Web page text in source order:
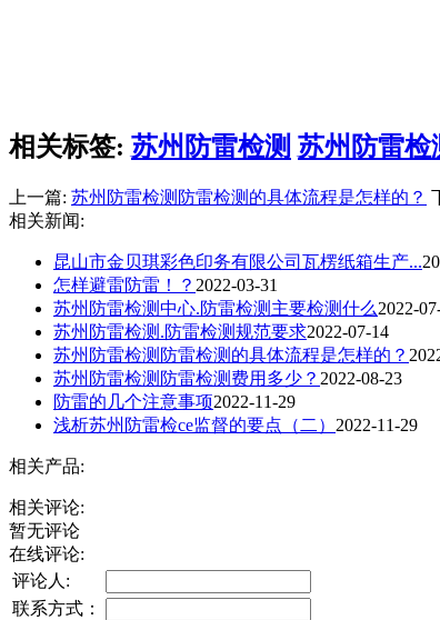
相关标签: 苏州防雷检测 苏州防雷检
上一篇: 苏州防雷检测防雷检测的具体流程是怎样的？
相关新闻:
昆山市金贝琪彩色印务有限公司瓦楞纸箱生产...
怎样避雷防雷！？ 2022-03-31
苏州防雷检测中心.防雷检测主要检测什么2022-
苏州防雷检测.防雷检测规范要求2022-07-14
苏州防雷检测防雷检测的具体流程是怎样的？
苏州防雷检测防雷检测费用多少？ 2022-08-23
防雷的几个注意事项2022-11-29
浅析苏州防雷检ce监督的要点（二） 2022-11-29
相关产品:
相关评论:
暂无评论
在线评论:
评论人:
联系方式：